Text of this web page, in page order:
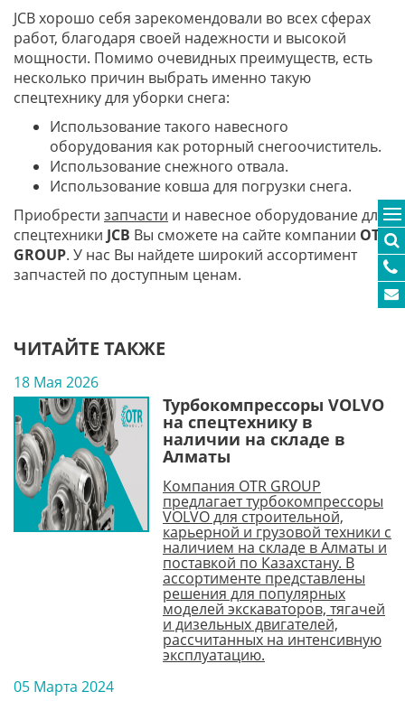
JCB хорошо себя зарекомендовали во всех сферах
работ, благодаря своей надежности и высокой
мощности. Помимо очевидных преимуществ, есть
несколько причин выбрать именно такую
спецтехнику для уборки снега:
Использование такого навесного
оборудования как роторный снегоочиститель.
Использование снежного отвала.
Использование ковша для погрузки снега.
Приобрести запчасти и навесное оборудование для
спецтехники JCB Вы сможете на сайте компании OTR
GROUP. У нас Вы найдете широкий ассортимент
запчастей по доступным ценам.
ЧИТАЙТЕ ТАКЖЕ
18 Мая 2026
Турбокомпрессоры VOLVO
на спецтехнику в
наличии на складе в
Алматы
Компания OTR GROUP
предлагает турбокомпрессоры
VOLVO для строительной,
карьерной и грузовой техники с
наличием на складе в Алматы и
поставкой по Казахстану. В
ассортименте представлены
решения для популярных
моделей экскаваторов, тягачей
и дизельных двигателей,
рассчитанных на интенсивную
эксплуатацию.
05 Марта 2024